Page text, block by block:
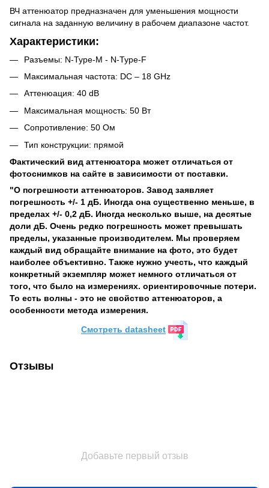
ВЧ аттенюатор предназначен для уменьшения мощности
сигнала на заданную величину в рабочем диапазоне частот.
Характеристики:
Разъемы: N-Type-M - N-Type-F
Максимальная частота: DC – 18 GHz
Аттенюация: 40 dB
Максимальная мощность: 50 Вт
Сопротивление: 50 Ом
Тип конструкции: прямой
Фактический вид аттенюатора может отличаться от
фотоснимков на сайте в зависимости от поставки.
"О погрешности аттенюаторов. Завод заявляет
погрешность +/- 1 дБ. Иногда она существенно меньше, в
пределах +/- 0,2 дБ. Иногда несколько выше, на десятые
доли дБ. Очень редко погрешность может превышать
пределы, указанные производителем. Мы проверяем
каждый вид обращайте внимание на фото, это будет
наиболее объективно. Также нужно учесть, что каждый
конкретный экземпляр может немного отличаться от
того, что было на измерениях. ориентировочные потери.
То есть волны - это не свойство аттенюаторов, а
особенности метода измерения.
Cмотреть datasheet
Отзывы
Добавьте первый отзыв